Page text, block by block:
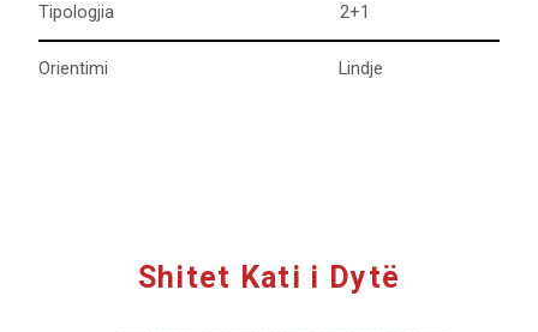
Tipologjia 2+1
Orientimi Lindje
Shitet Kati i Dytë